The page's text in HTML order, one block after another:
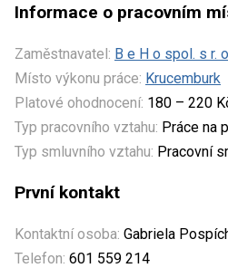
Informace o pracovním
Zaměstnavatel: B e H o spol. s r.
Místo výkonu práce: Krucemburk
Platové ohodnocení: 180 – 220
Typ pracovního vztahu: Práce na
Typ smluvního vztahu: Pracovní
První kontakt
Kontaktní osoba: Gabriela
Telefon: 601 559 214